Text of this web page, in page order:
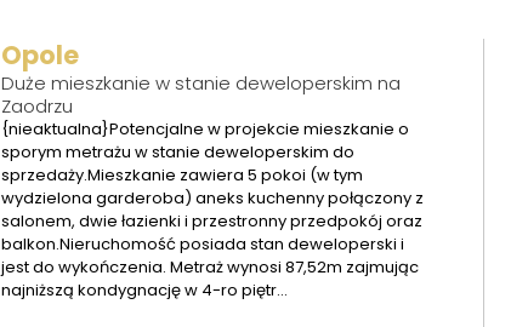
Opole
Duże mieszkanie w stanie deweloperskim na
Zaodrzu
{nieaktualna}Potencjalne w projekcie mieszkanie o
sporym metrażu w stanie deweloperskim do
sprzedaży.Mieszkanie zawiera 5 pokoi (w tym
wydzielona garderoba) aneks kuchenny połączony z
salonem, dwie łazienki i przestronny przedpokój oraz
balkon.Nieruchomość posiada stan deweloperski i
jest do wykończenia. Metraż wynosi 87,52m zajmując
najniższą kondygnację w 4-ro piętr…